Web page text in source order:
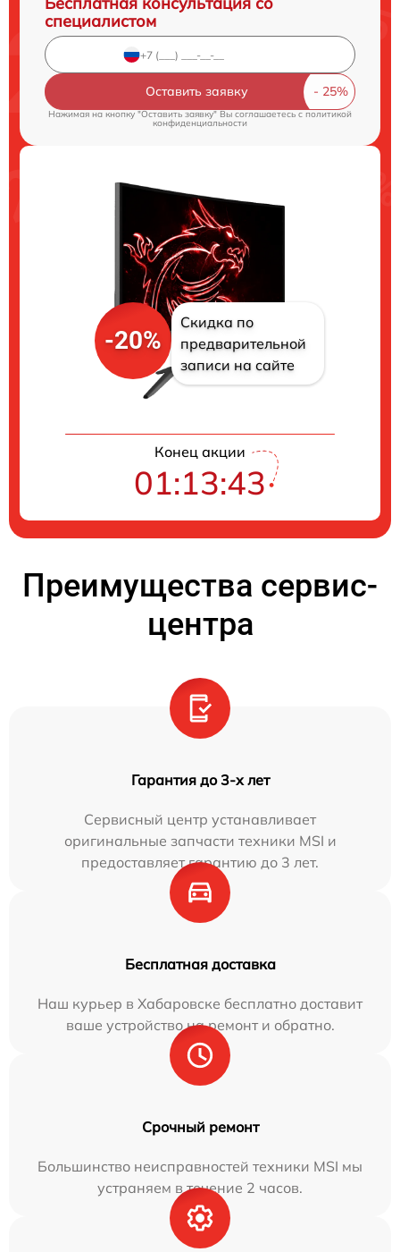
специалистом
Оставить заявку
Нажимая на кнопку "Оставить заявку" Вы соглашаетесь cполитикой
конфиденциальности
-20%
Скидка по
предварительной
записи на сайте
Конец акции
01:13:42
Преимущества сервис-
центра
Гарантия до 3-х лет
Сервисный центр устанавливает
оригинальные запчасти техники MSI и
предоставляет гарантию до 3 лет.
Бесплатная доставка
Наш курьер в Хабаровске бесплатно доставит
ваше устройство на ремонт и обратно.
Срочный ремонт
Большинство неисправностей техники MSI мы
устраняем в течение 2 часов.